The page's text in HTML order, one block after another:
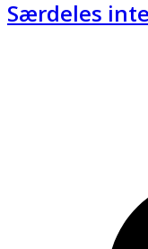
Særdeles